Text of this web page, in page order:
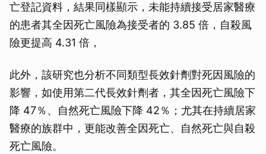
亡登記資料，結果同樣顯示，未能持續接受居家醫療
的患者其全因死亡風險為接受者的 3.85 倍，自殺風
險更提高 4.31 倍，
此外，該研究也分析不同類型長效針劑對死因風險的
影響，如使用第二代長效針劑者，其全因死亡風險下
降 47％、自然死亡風險下降 42％；尤其在持續居家
醫療的族群中，更能改善全因死亡、自然死亡與自殺
死亡風險。